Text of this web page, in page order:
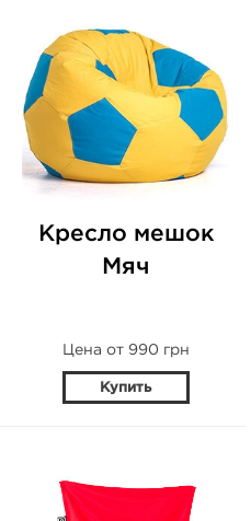
Кресло мешок
Мяч
Цена от 990 грн
Купить